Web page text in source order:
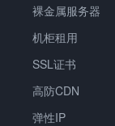
裸金属服务器
机柜租用
SSL证书
高防CDN
弹性IP